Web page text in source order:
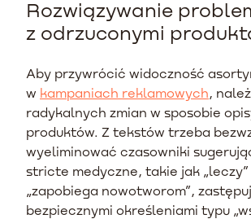
Rozwiązywanie
z odrzuconymi
Aby przywrócić widoczność
w kampaniach reklamowych,
radykalnych zmian w sposobie
produktów. Z tekstów trzeba
wyeliminować czasowniki
stricte medyczne, takie jak „leczy”
„zapobiega nowotworom”,
bezpiecznymi określeniami typu